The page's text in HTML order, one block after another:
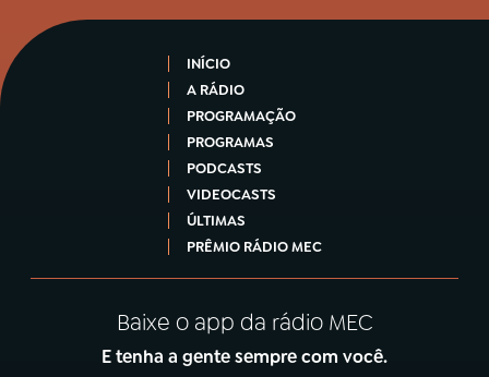
INÍCIO
A RÁDIO
PROGRAMAÇÃO
PROGRAMAS
PODCASTS
VIDEOCASTS
ÚLTIMAS
PRÊMIO RÁDIO MEC
Baixe o app da rádio MEC
E tenha a gente sempre com você.